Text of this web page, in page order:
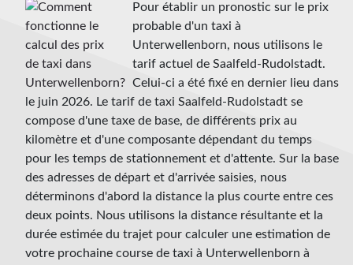
Pour établir un pronostic sur le prix
probable d'un taxi à
Unterwellenborn, nous utilisons le
tarif actuel de Saalfeld-Rudolstadt.
Celui-ci a été fixé en dernier lieu dans
le juin 2026. Le tarif de taxi Saalfeld-Rudolstadt se
compose d'une taxe de base, de différents prix au
kilomètre et d'une composante dépendant du temps
pour les temps de stationnement et d'attente. Sur la base
des adresses de départ et d'arrivée saisies, nous
déterminons d'abord la distance la plus courte entre ces
deux points. Nous utilisons la distance résultante et la
durée estimée du trajet pour calculer une estimation de
votre prochaine course de taxi à Unterwellenborn à